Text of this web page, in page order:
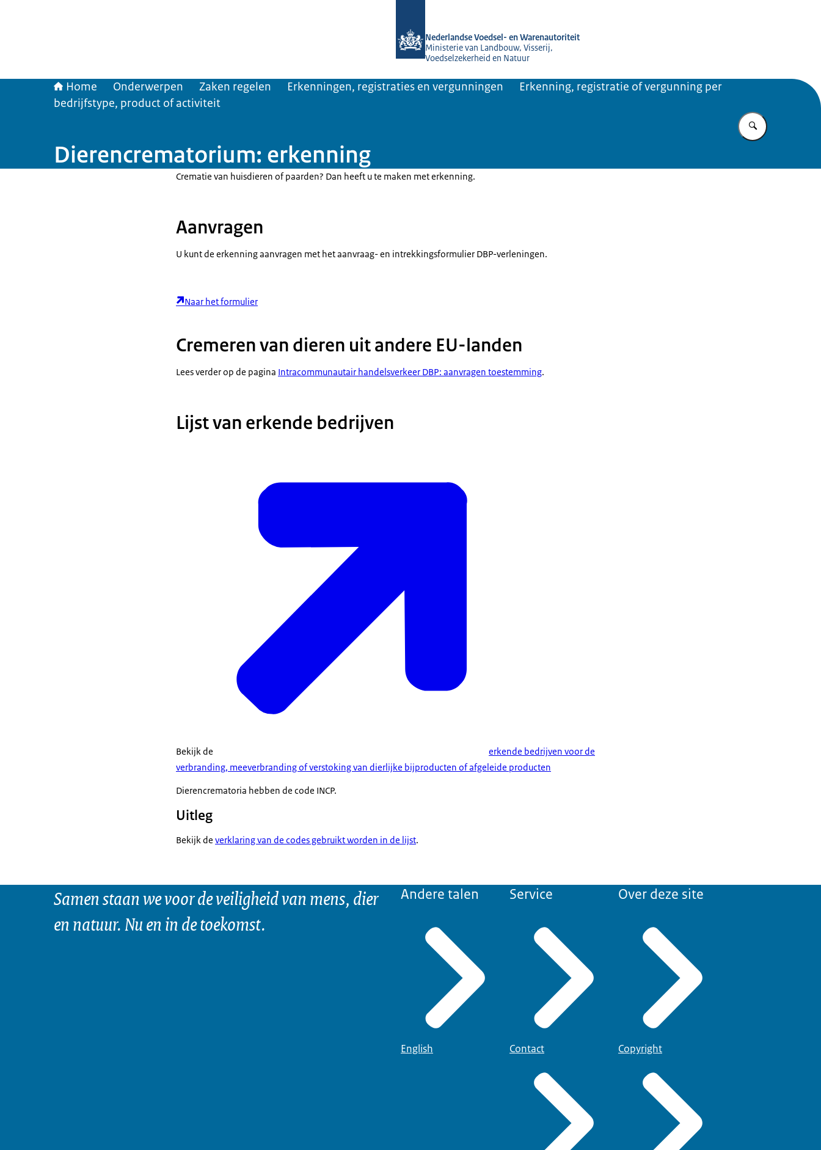
Nederlandse Voedsel- en Warenautoriteit
Ministerie van Landbouw, Visserij,
Voedselzekerheid en Natuur
Home Onderwerpen Zaken regelen Erkenningen, registraties en vergunningen
Erkenning, registratie of vergunning per
bedrijfstype, product of activiteit
Dierencrematorium: erkenning
Crematie van huisdieren of paarden? Dan heeft u te maken met erkenning.
Aanvragen
U kunt de erkenning aanvragen met het aanvraag- en intrekkingsformulier DBP-verleningen.
Naar het formulier
Cremeren van dieren uit andere EU-landen
Lees verder op de pagina Intracommunautair handelsverkeer DBP: aanvragen toestemming.
Lijst van erkende bedrijven
Bekijk de
erkende bedrijven voor de
verbranding, meeverbranding of verstoking van dierlijke bijproducten of afgeleide producten
Dierencrematoria hebben de code INCP.
Uitleg
Bekijk de verklaring van de codes gebruikt worden in de lijst.
Samen staan we voor de veiligheid van mens, dier
en natuur. Nu en in de toekomst.
Andere talen
English
Service
Contact
Over deze site
Copyright